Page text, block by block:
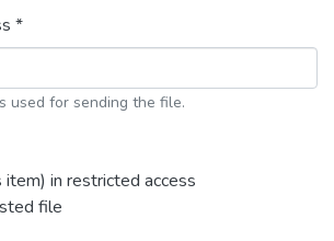
*
used for sending the file.
in restricted access
file